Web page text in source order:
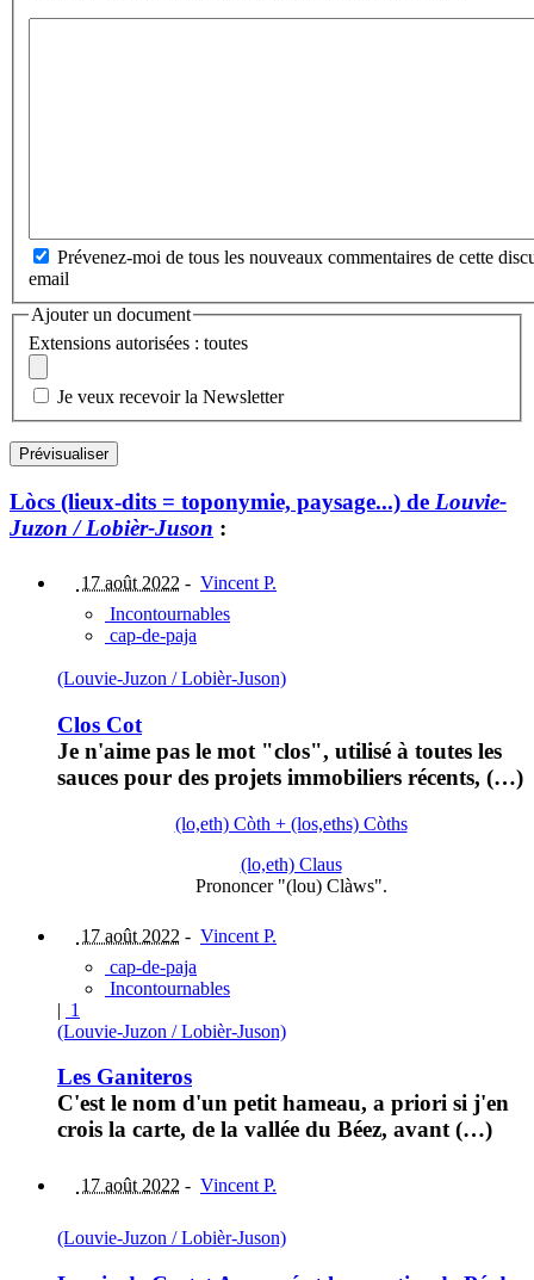
Prévenez-moi de tous les nouveaux commentaires de cette
email
Ajouter un document
Extensions autorisées : toutes
Je veux recevoir la Newsletter
Lòcs (lieux-dits = toponymie, paysage...) de Louvie-
Juzon / Lobièr-Juson :
17 août 2022 - Vincent P.
Incontournables
cap-de-paja
(Louvie-Juzon / Lobièr-Juson)
Clos Cot
Je n'aime pas le mot "clos", utilisé à toutes les
sauces pour des projets immobiliers récents, (…)
(lo,eth) Còth + (los,eths) Còths
(lo,eth) Claus
Prononcer "(lou) Clàws".
17 août 2022 - Vincent P.
cap-de-paja
Incontournables
| 1
(Louvie-Juzon / Lobièr-Juson)
Les Ganiteros
C'est le nom d'un petit hameau, a priori si j'en
crois la carte, de la vallée du Béez, avant (…)
17 août 2022 - Vincent P.
(Louvie-Juzon / Lobièr-Juson)